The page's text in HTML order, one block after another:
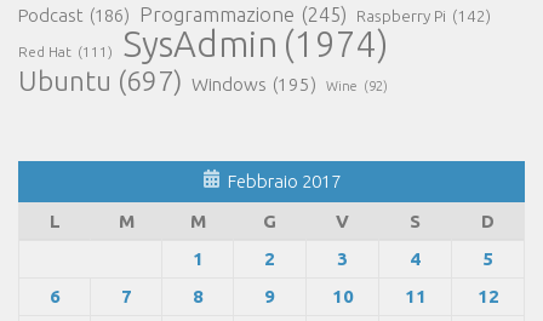
Podcast (186) Programmazione (245) Raspberry Pi (142)
Red Hat (111) SysAdmin (1974)
Ubuntu (697) Windows (195) Wine (92)
Febbraio 2017
L
M M G V S
D
1
2 3 4
5
6
7 8 9 10 11
12